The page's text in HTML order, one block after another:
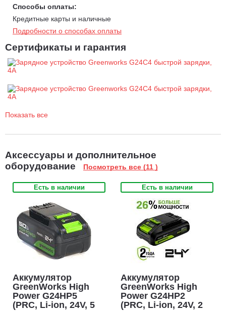
Макс. ток заряда: 4 А;
Индикатор состояния: процесс заряда / заряд окончен /
перегрев / неисправность батареи;
АКБ;
Проушины для крепления на стене;
Масса без упаковки: 0,57 кг
Способы оплаты:
Кредитные карты и наличные
Подробности о способах оплаты
Сертификаты и гарантия
Показать все
Аксессуары и дополнительное
оборудование
Посмотреть все (11 )
Есть в наличии
Аккумулятор
GreenWorks High
Power G24HP5
(PRC, Li-ion, 24V, 5
Есть в наличии
Аккумулятор
GreenWorks High
Power G24HP2
(PRC, Li-ion, 24V, 2